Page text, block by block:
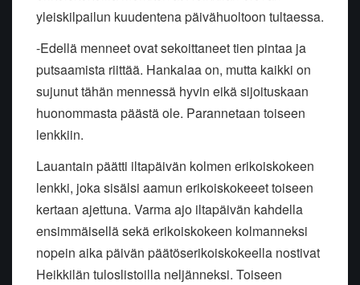
yleiskilpailun kuudentena päivähuoltoon tultaessa.
-Edellä menneet ovat sekoittaneet tien pintaa ja
putsaamista riittää. Hankalaa on, mutta kaikki on
sujunut tähän mennessä hyvin eikä sijoituskaan
huonommasta päästä ole. Parannetaan toiseen
lenkkiin.
Lauantain päätti iltapäivän kolmen erikoiskokeen
lenkki, joka sisälsi aamun erikoiskokeeet toiseen
kertaan ajettuna. Varma ajo iltapäivän kahdella
ensimmäisellä sekä erikoiskokeen kolmanneksi
nopein aika päivän päätöserikoiskokeella nostivat
Heikkilän tuloslistoilla neljänneksi. Toiseen